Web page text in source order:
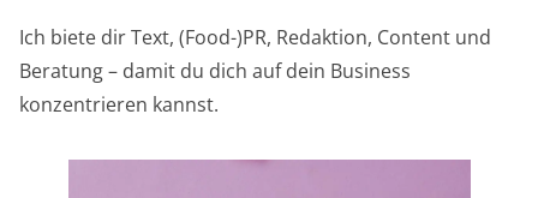
Ich biete dir Text, (Food-)PR, Redaktion, Content und
Beratung – damit du dich auf dein Business
konzentrieren kannst.